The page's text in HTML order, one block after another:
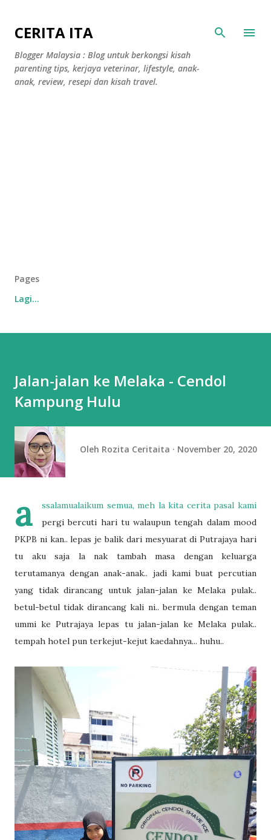
CERITA ITA
Blogger Malaysia : Blog untuk berkongsi kisah
parenting tips, kerjaya veterinar, lifestyle, anak-
anak, review, resepi dan kisah travel.
Pages
Lagi…
Jalan-jalan ke Melaka - Cendol
Kampung Hulu
Oleh Rozita Ceritaita November 20, 2020
a
ssalamualaikum semua, meh la kita cerita pasal kami
pergi bercuti hari tu walaupun tengah dalam mood
PKPB ni kan.. lepas je balik dari mesyuarat di Putrajaya hari
tu aku saja la nak tambah masa dengan keluarga
terutamanya dengan anak-anak.. jadi kami buat percutian
yang tidak dirancang untuk jalan-jalan ke Melaka pulak..
betul-betul tidak dirancang kali ni.. bermula dengan teman
ummi ke Putrajaya lepas tu jalan-jalan ke Melaka pulak..
tempah hotel pun terkejut-kejut kaedahnya... huhu..